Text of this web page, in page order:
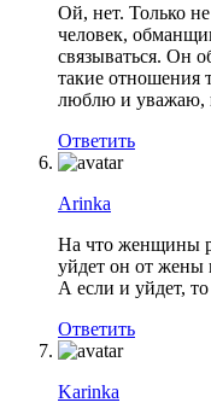
Ой, нет. Только
человек,
связываться. Он
такие отношения
люблю и уважаю,
Ответить
Arinka
На что женщины
уйдет он от жены
А если и уйдет,
Ответить
Karinka